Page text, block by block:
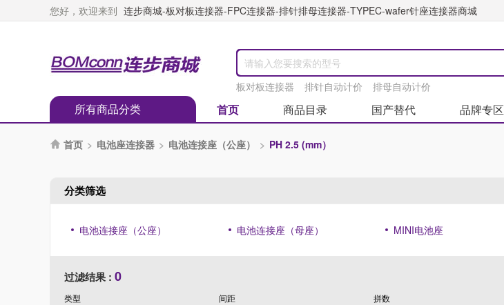
您好，欢迎来到 连步商城-板对板连接器-FPC连接器-排针排母连接器-TYPEC-wafer针座连接器商城
板对板连接器 排针自动计价 排母自动计价
所有商品分类 首页 商品目录 国产替代 品牌专区
 首页 > 电池座连接器 > 电池连接座（公座） > PH 2.5 (mm）
分类筛选
电池连接座（公座） 电池连接座（母座） MINI电池座
过滤结果 : 0
类型 间距 拼数